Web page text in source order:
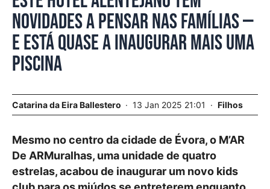
novidades a pensar nas famílias —
e está quase a inaugurar mais uma
piscina
Catarina da Eira Ballestero 13 Jan 2025 21:01 Filhos
Mesmo no centro da cidade de Évora, o M’AR
De ARMuralhas, uma unidade de quatro
estrelas, acabou de inaugurar um novo kids